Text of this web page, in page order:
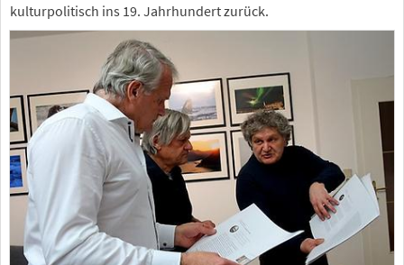
kulturpolitisch ins 19. Jahrhundert zurück.